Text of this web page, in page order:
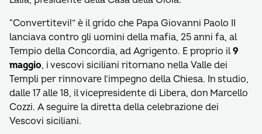
“Convertitevi!” è il grido che Papa Giovanni Paolo II
lanciava contro gli uomini della mafia, 25 anni fa, al
Tempio della Concordia, ad Agrigento. E proprio il9
maggio, i vescovi siciliani ritornano nella Valle dei
Templi per rinnovare l’impegno della Chiesa. In studio,
dalle 17 alle 18, il vicepresidente di Libera, don Marcello
Cozzi. A seguire la diretta della celebrazione dei
Vescovi siciliani.